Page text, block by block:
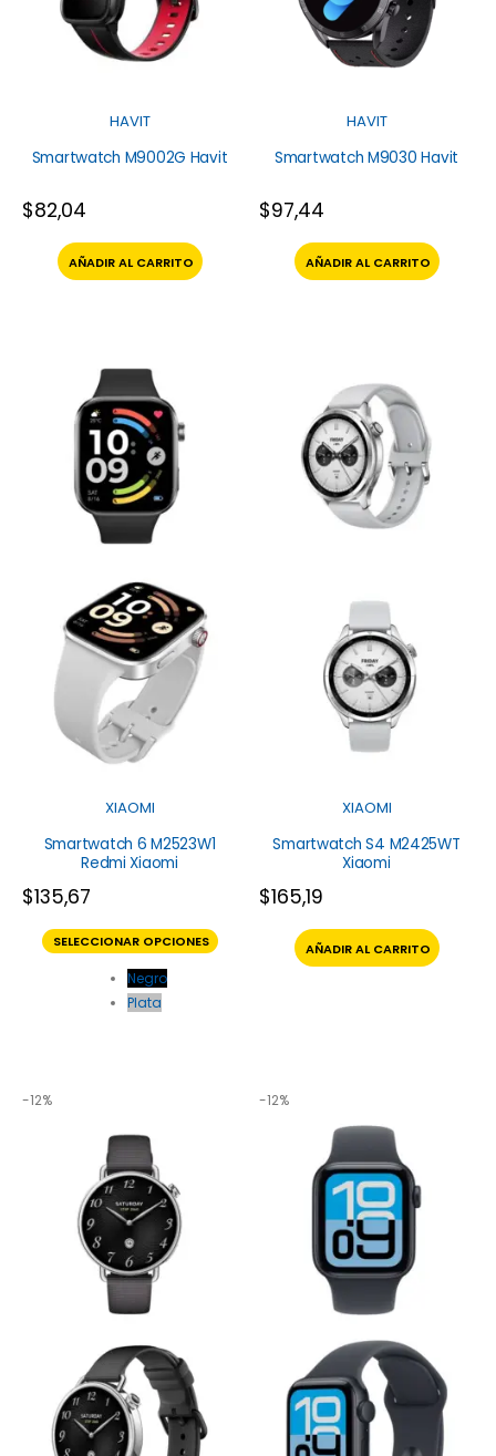
HAVIT
Smartwatch M9002G Havit
$82,04
AÑADIR AL CARRITO
HAVIT
Smartwatch M9030 Havit
$97,44
AÑADIR AL CARRITO
XIAOMI
Smartwatch 6 M2523W1
Redmi Xiaomi
$135,67
SELECCIONAR OPCIONES
Negro
Plata
XIAOMI
Smartwatch S4 M2425WT
Xiaomi
$165,19
AÑADIR AL CARRITO
-12% -12%